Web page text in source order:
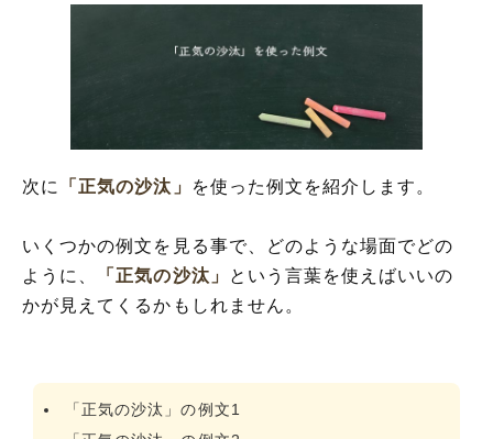
次に 「正気の沙汰」 を使った例文を紹介します。
いくつかの例文を見る事で、どのような場面でどの
ように、
「正気の沙汰」
という言葉を使えばいいの
かが見えてくるかもしれません。
「正気の沙汰」の例文1